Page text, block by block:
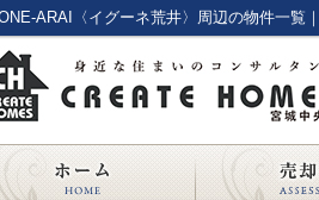
ARAI〈イグーネ荒井〉周辺の物件一覧